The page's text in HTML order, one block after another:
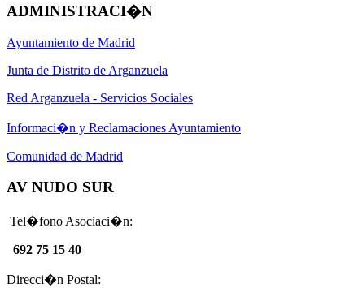
ADMINISTRACI�N
Ayuntamiento de Madrid
Junta de Distrito de Arganzuela
Red Arganzuela - Servicios Sociales
Informaci�n y Reclamaciones Ayuntamiento
Comunidad de Madrid
AV NUDO SUR
Tel�fono Asociaci�n:
692 75 15 40
Direcci�n Postal: